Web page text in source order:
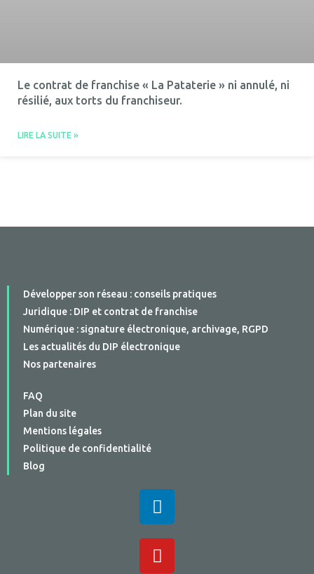
Le contrat de franchise « La Pataterie » ni annulé, ni
résilié, aux torts du franchiseur.
LIRE LA SUITE »
Développer son réseau : conseils pratiques
Juridique : DIP et contrat de franchise
Numérique : signature électronique, archivage, RGPD
Les actualités du DIP électronique
Nos partenaires
FAQ
Plan du site
Mentions légales
Politique de confidentialité
Blog